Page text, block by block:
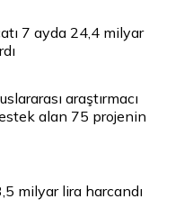
7 ayda 24,4 milyar
araştırmacı
alan 75 projenin
milyar lira harcandı